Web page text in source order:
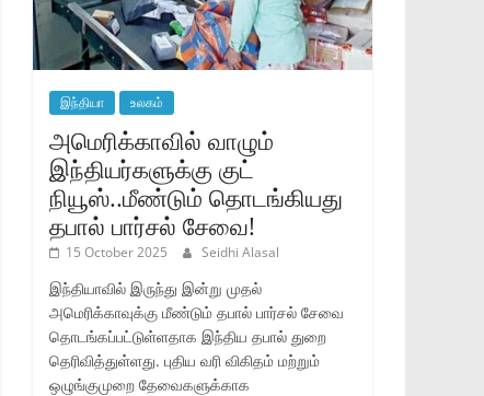
இந்தியா உலகம்
அமெரிக்காவில் வாழும்
இந்தியர்களுக்கு குட்
நியூஸ்..மீண்டும் தொடங்கியது
தபால் பார்சல் சேவை!
15 October 2025 Seidhi Alasal
இந்தியாவில் இருந்து இன்று முதல்
அமெரிக்காவுக்கு மீண்டும் தபால் பார்சல் சேவை
தொடங்கப்பட்டுள்ளதாக இந்திய தபால் துறை
தெரிவித்துள்ளது. புதிய வரி விகிதம் மற்றும்
ஒழுங்குமுறை தேவைகளுக்காக